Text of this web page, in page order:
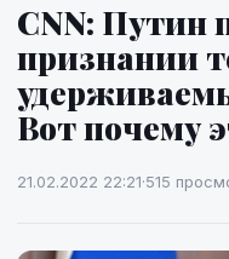
Прогноз погоды
CNN: Путин
признании
Вот почему
21.02.2022 22:21·515